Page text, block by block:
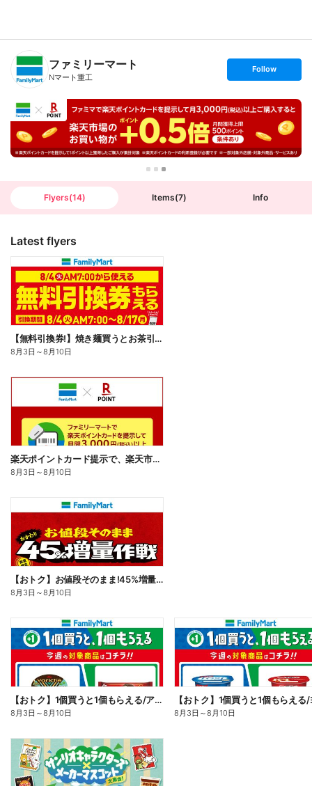
B
n
T
ファミリーマート
Nマート重工
s
t
o
l
l
w
Follow
Flyers(14) Items(7) Info
Latest flyers
【無料引換券!】焼き麺買うとお茶引換券貰える!
8月3日 ～8月10日
楽天ポイントカード提示で、楽天市場でのお買い物がおトクに!
8月3日 ～8月10日
【おトク】お値段そのまま!45%増量作戦!
8月3日 ～8月10日
【おトク】1個買うと1個もらえる/アイス
8月3日 ～8月10日 8月3日 ～8月10日